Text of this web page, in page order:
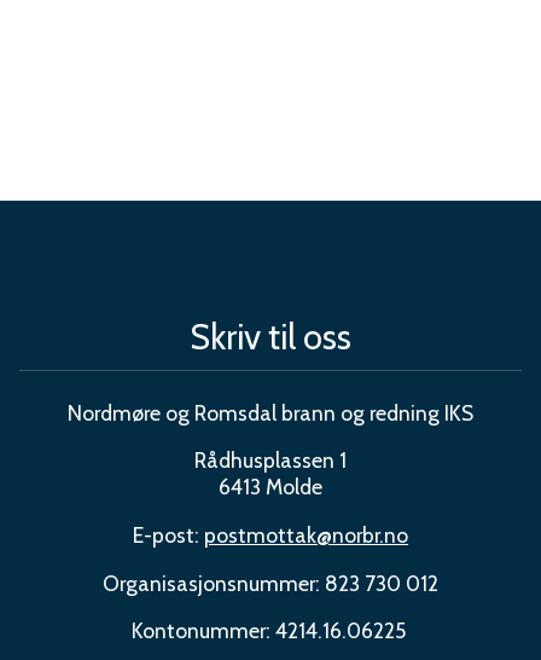
Skriv til oss
Nordmøre og Romsdal brann og redning IKS
Rådhusplassen 1
6413 Molde
E-post: postmottak@norbr.no
Organisasjonsnummer: 823 730 012
Kontonummer: 4214.16.06225